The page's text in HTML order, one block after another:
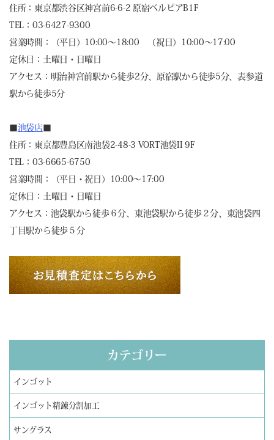
住所：東京都渋谷区神宮前6-6-2 原宿ベルピアB1F
TEL：03-6427-9300
営業時間：（平日）10:00～18:00 （祝日）10:00～17:00
定休日：土曜日・日曜日
アクセス：明治神宮前駅から徒歩2分、原宿駅から徒歩5分、表参道
駅から徒歩5分
■池袋店■
住所：東京都豊島区南池袋2-48-3 VORT池袋II 9F
TEL：03-6665-6750
営業時間：（平日・祝日）10:00～17:00
定休日：土曜日・日曜日
アクセス：池袋駅から徒歩６分、東池袋駅から徒歩２分、東池袋四
丁目駅から徒歩５分
カテゴリー
インゴット
インゴット精錬分割加工
サングラス